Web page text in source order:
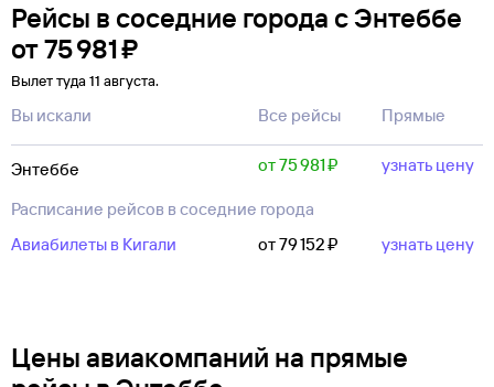
Рейсы в соседние города с Энтеббе
от75 ⁠981 ⁠₽
Вылет туда 11 августа.
Вы искали Все рейсы Прямые
Энтеббе от 75 ⁠981 ⁠₽ узнать цену
Расписание рейсов в соседние города
Авиабилеты в Кигали
от 79 ⁠152 ⁠₽ узнать цену
Цены авиакомпаний на прямые